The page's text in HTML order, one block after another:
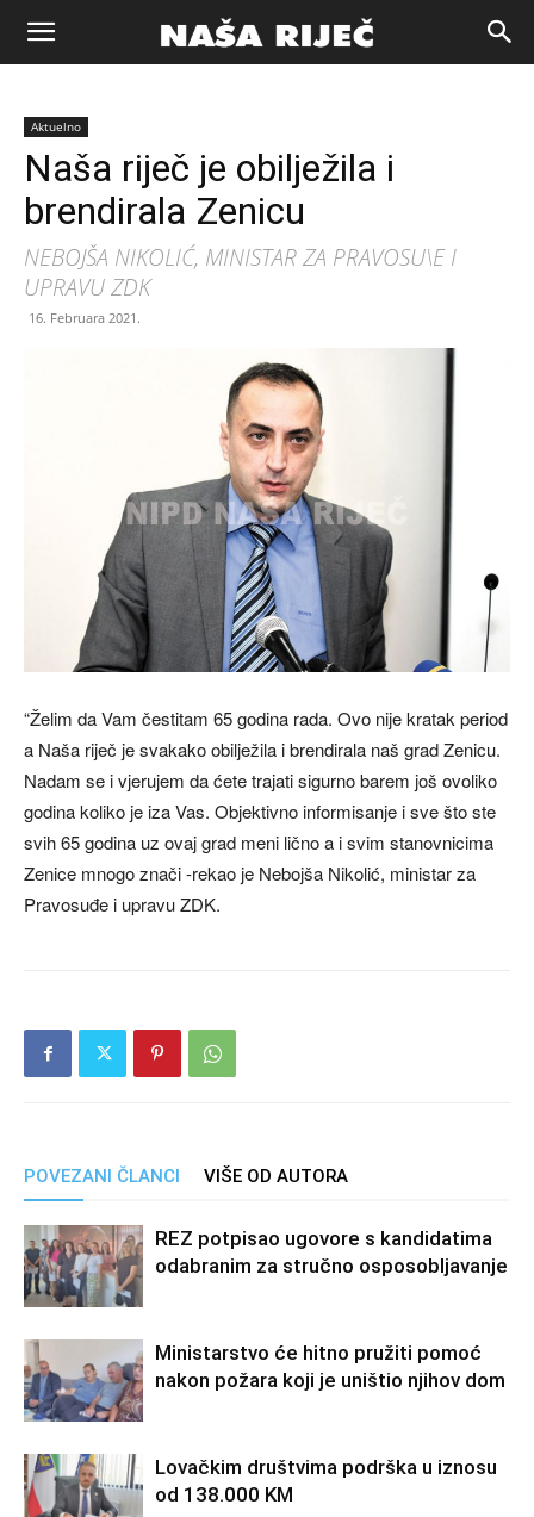
Naša
riječ
Aktuelno
Naša riječ je obilježila i
brendirala Zenicu
NEBOJŠA NIKOLIĆ, MINISTAR ZA PRAVOSU\E I
UPRAVU ZDK
16. Februara 2021.
“Želim da Vam čestitam 65 godina rada. Ovo nije kratak period
a Naša riječ je svakako obilježila i brendirala naš grad Zenicu.
Nadam se i vjerujem da ćete trajati sigurno barem još ovoliko
godina koliko je iza Vas. Objektivno informisanje i sve što ste
svih 65 godina uz ovaj grad meni lično a i svim stanovnicima
Zenice mnogo znači -rekao je Nebojša Nikolić, ministar za
Pravosuđe i upravu ZDK.
POVEZANI ČLANCI VIŠE OD AUTORA
REZ potpisao ugovore s kandidatima
odabranim za stručno osposobljavanje
Ministarstvo će hitno pružiti pomoć
nakon požara koji je uništio njihov dom
Lovačkim društvima podrška u iznosu
od 138.000 KM